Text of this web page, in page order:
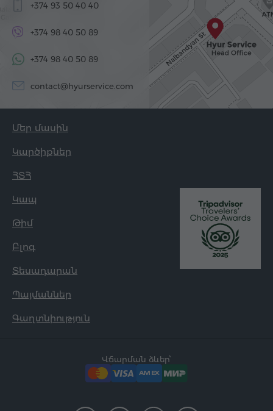
+374 93 50 40 40
+374 98 40 50 89
+374 98 40 50 89
contact@hyurservice.com
Մեր մասին
Կարծիքներ
ՀՏՀ
Կապ
Թիմ
Բլոգ
Տեսադարան
Պայմաններ
Գաղտնիություն
Վճարման ձևեր՝